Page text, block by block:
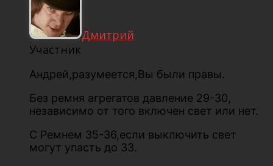
Дмитрий
Участник
Андрей,разумеется,Вы были правы.
Без ремня агрегатов давление 29-30,
независимо от того включен свет или нет.
С Ремнем 35-36,если выключить свет
могут упасть до 33.